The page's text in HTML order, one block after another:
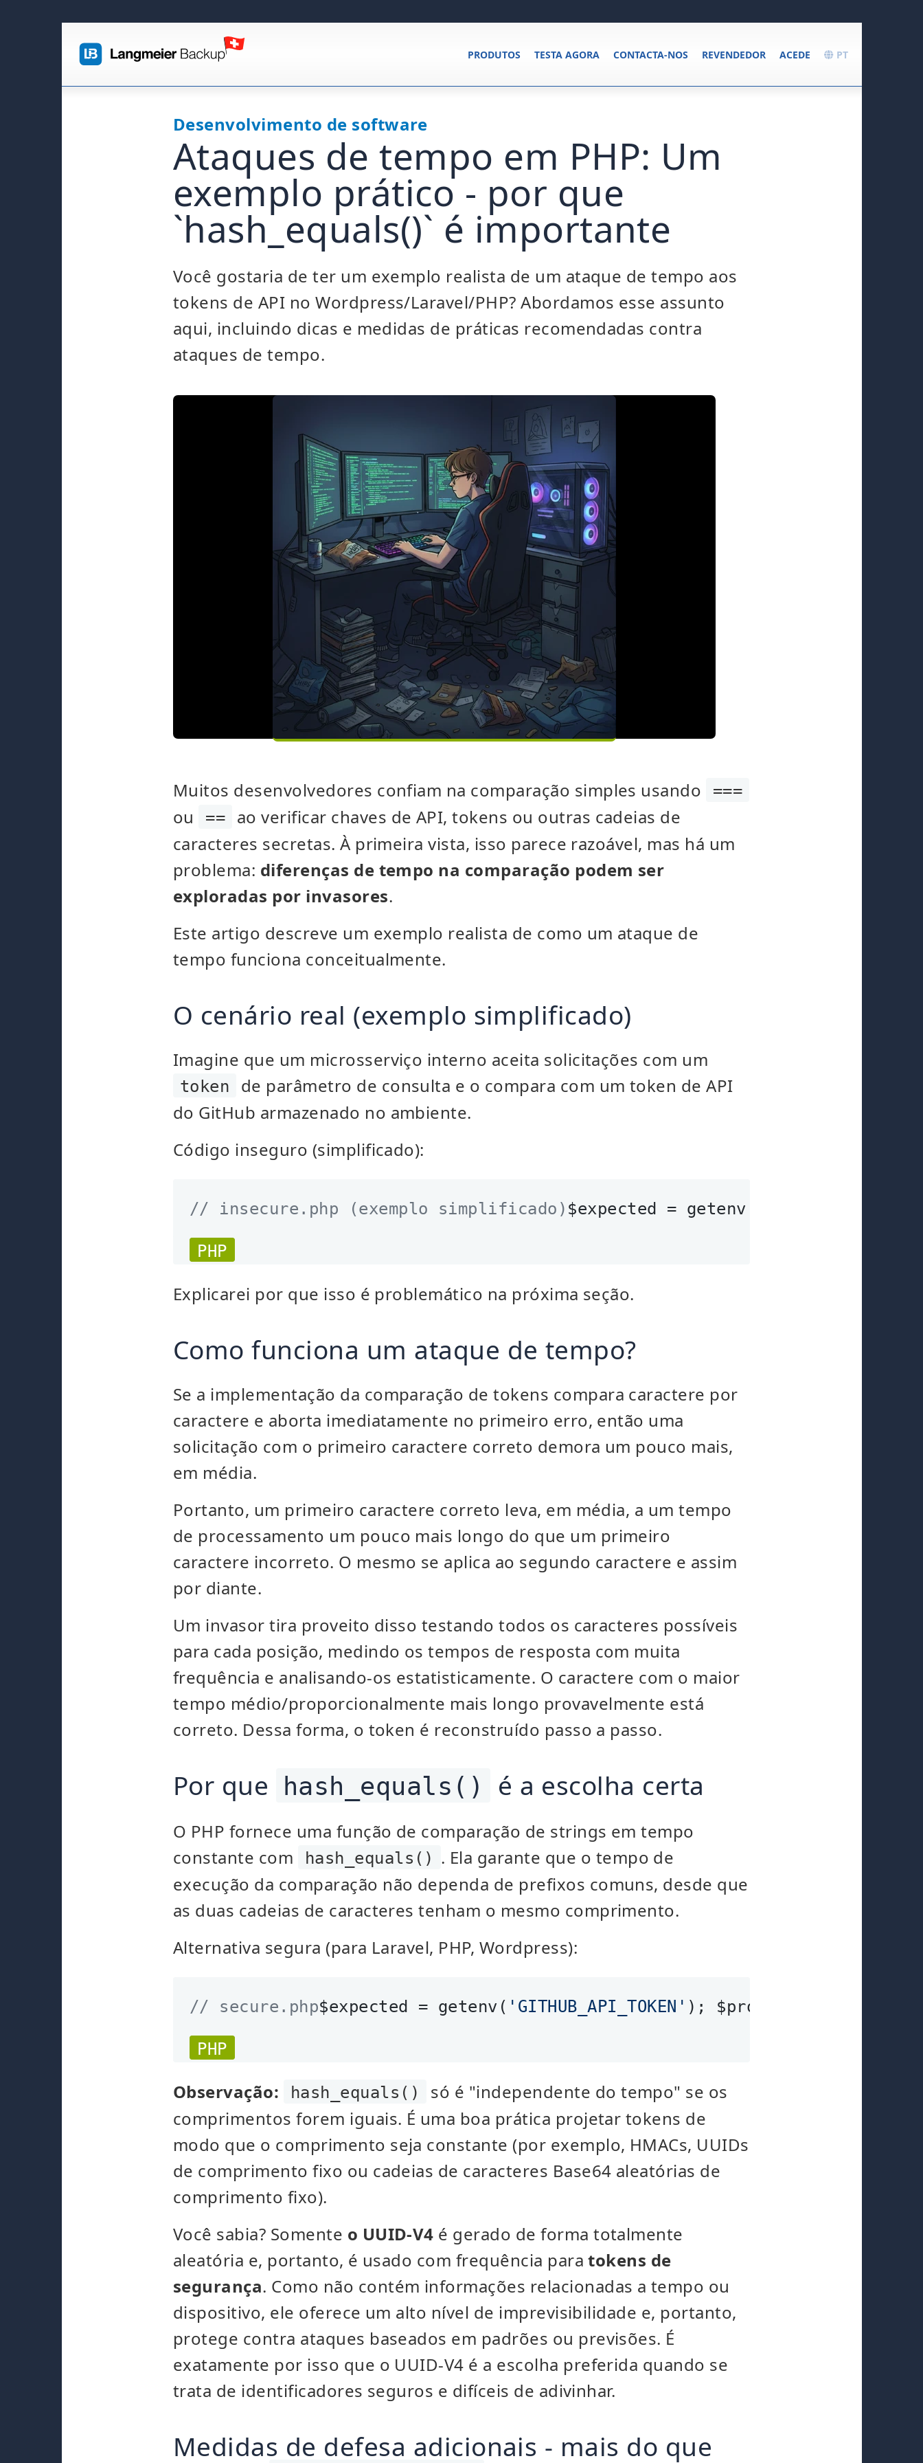
PT
ACEDE
REVENDEDOR
CONTACTA-NOS
TESTA AGORA
PRODUTOS
Desenvolvimento de software
Ataques de tempo em PHP: Um
exemplo prático - por que
`hash_equals()` é importante
Você gostaria de ter um exemplo realista de um ataque de tempo aos
tokens de API no Wordpress/Laravel/PHP? Abordamos esse assunto
aqui, incluindo dicas e medidas de práticas recomendadas contra
ataques de tempo.
Muitos desenvolvedores confiam na comparação simples usando ===
ou ==
ao verificar chaves de API, tokens ou outras cadeias de
caracteres secretas. À primeira vista, isso parece razoável, mas há um
problema: diferenças de tempo na comparação podem ser
exploradas por invasores.
Este artigo descreve um exemplo realista de como um ataque de
tempo funciona conceitualmente.
O cenário real (exemplo simplificado)
Imagine que um microsserviço interno aceita solicitações com um
token
de parâmetro de consulta e o compara com um token de API
do GitHub armazenado no ambiente.
Código inseguro (simplificado):
// insecure.php (exemplo simplificado) $expected = getenv(
PHP
Explicarei por que isso é problemático na próxima seção.
Como funciona um ataque de tempo?
Se a implementação da comparação de tokens compara caractere por
caractere e aborta imediatamente no primeiro erro, então uma
solicitação com o primeiro caractere correto demora um pouco mais,
em média.
Portanto, um primeiro caractere correto leva, em média, a um tempo
de processamento um pouco mais longo do que um primeiro
caractere incorreto. O mesmo se aplica ao segundo caractere e assim
por diante.
Um invasor tira proveito disso testando todos os caracteres possíveis
para cada posição, medindo os tempos de resposta com muita
frequência e analisando-os estatisticamente. O caractere com o maior
tempo médio/proporcionalmente mais longo provavelmente está
correto. Dessa forma, o token é reconstruído passo a passo.
Por que hash_equals() é a escolha certa
O PHP fornece uma função de comparação de strings em tempo
constante com
hash_equals() . Ela garante que o tempo de
execução da comparação não dependa de prefixos comuns, desde que
as duas cadeias de caracteres tenham o mesmo comprimento.
Alternativa segura (para Laravel, PHP, Wordpress):
// secure.php$expected = getenv( 'GITHUB_API_TOKEN' ); $provided = $_GET[
PHP
Observação: hash_equals()
só é "independente do tempo" se os
comprimentos forem iguais. É uma boa prática projetar tokens de
modo que o comprimento seja constante (por exemplo, HMACs, UUIDs
de comprimento fixo ou cadeias de caracteres Base64 aleatórias de
comprimento fixo).
Você sabia? Somente o UUID-V4 é gerado de forma totalmente
aleatória e, portanto, é usado com frequência paratokens de
segurança. Como não contém informações relacionadas a tempo ou
dispositivo, ele oferece um alto nível de imprevisibilidade e, portanto,
protege contra ataques baseados em padrões ou previsões. É
exatamente por isso que o UUID-V4 é a escolha preferida quando se
trata de identificadores seguros e difíceis de adivinhar.
Medidas de defesa adicionais - mais do que